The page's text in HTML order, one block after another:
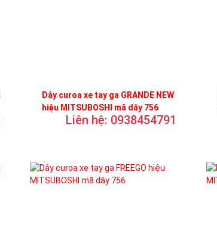
Dây curoa xe tay ga GRANDE NEW
hiệu MITSUBOSHI mã dây 756
Liên hệ: 0938454791